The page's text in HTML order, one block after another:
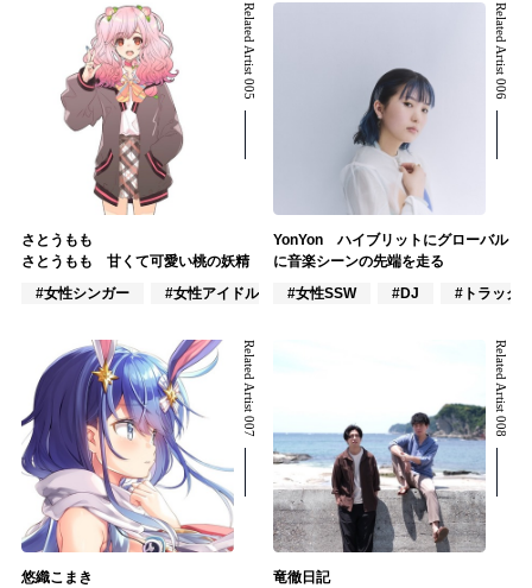
Related Artist 005
さとうもも
さとうもも 甘くて可愛い桃の妖精
#女性シンガー
#女性アイドル #VTuber/VSinger
Related Artist 006
YonYon ハイブリットにグローバル
に音楽シーンの先端を走る
#女性SSW
#DJ #トラック
Related Artist 007
悠織こまき
Related Artist 008
竜徹日記